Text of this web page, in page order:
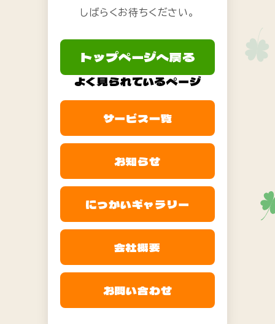
しばらくお待ちください。
トップページへ戻る
よく見られているページ
サービス一覧
お知らせ
にっかいギャラリー
会社概要
お問い合わせ